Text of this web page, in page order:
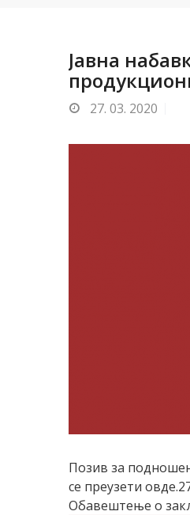
Jавнa
27. 03. 2020
Позив за
се преузети
Обавештење о